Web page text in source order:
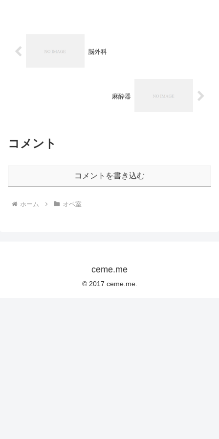
脳外科
麻酔器
コメント
コメントを書き込む
ホーム オペ室
ceme.me
© 2017 ceme.me.